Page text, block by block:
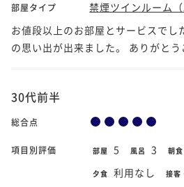
部屋タイプ
禁煙ツインルーム
お値段以上のお部屋とサービスでし
の思い出が出来ました。 ありがとう
30代前半
総合点
項目別評価 部屋 5 風呂 3 朝食
夕食 利用なし 接客